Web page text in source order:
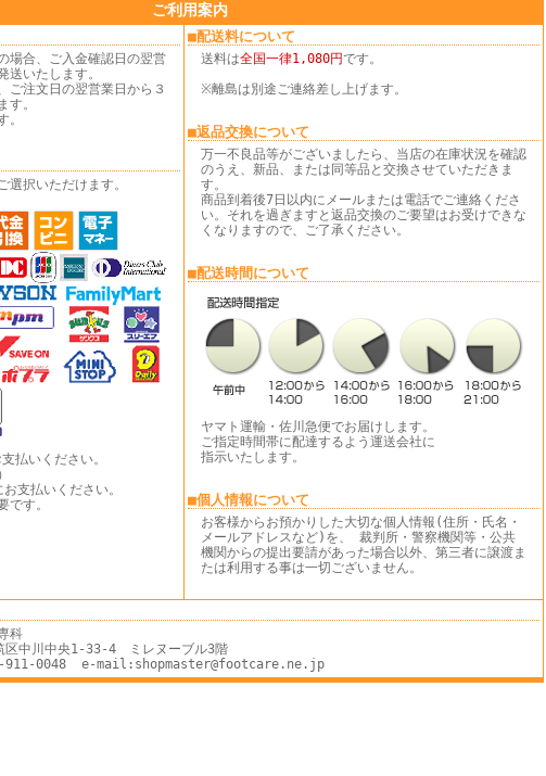
ご利用案内
場合、ご入金確認日の翌営
送いたします。
ご注文日の翌営業日から３
す。
。
選択いただけます。
払いください。
支払いください。
です。
■配送料について
送料は全国一律1,080円です。
※離島は別途ご連絡差し上げます。
■返品交換について
万一不良品等がございましたら、当店の在庫状況を確認
のうえ、新品、または同等品と交換させていただきま
す。
商品到着後7日以内にメールまたは電話でご連絡くださ
い。それを過ぎますと返品交換のご要望はお受けできな
くなりますので、ご了承ください。
■配送時間について
ヤマト運輸・佐川急便でお届けします。
ご指定時間帯に配達するよう運送会社に
指示いたします。
■個人情報について
お客様からお預かりした大切な個人情報(住所・氏名・
メールアドレスなど)を、 裁判所・警察機関等・公共
機関からの提出要請があった場合以外、第三者に譲渡ま
たは利用する事は一切ございません。
科
中川中央1-33-4 ミレヌーブル3階
911-0048 e-mail:shopmaster@footcare.ne.jp